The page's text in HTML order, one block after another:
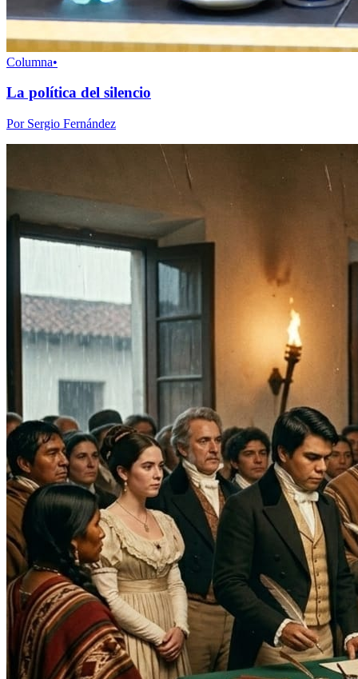
Columna•
La política del silencio
Por Sergio Fernández